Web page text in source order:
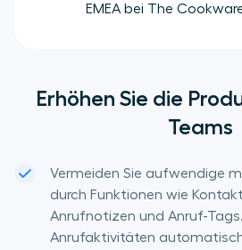
EMEA bei The
Erhöhen Sie die
Teams
Vermeiden Sie aufwendige
durch Funktionen wie
Anrufnotizen und Anruf-
Anrufaktivitäten